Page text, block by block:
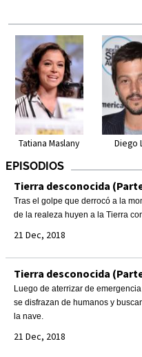
Tatiana Maslany Diego
EPISODIOS
Tierra desconocida
Tras el golpe que derrocó a la
de la realeza huyen a la Tierra
21 Dec, 2018
Tierra desconocida
Luego de aterrizar de
se disfrazan de humanos y
la nave.
21 Dec, 2018